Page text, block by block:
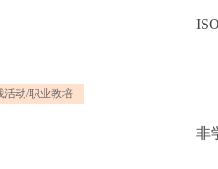
活动/职业教培
非